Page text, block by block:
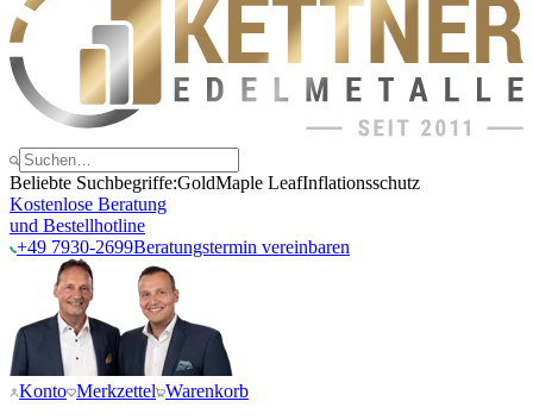
Beliebte Suchbegriffe:GoldMaple LeafInflationsschutz
Kostenlose Beratung
und Bestellhotline
+49 7930-2699Beratungstermin vereinbaren
Konto Merkzettel Warenkorb